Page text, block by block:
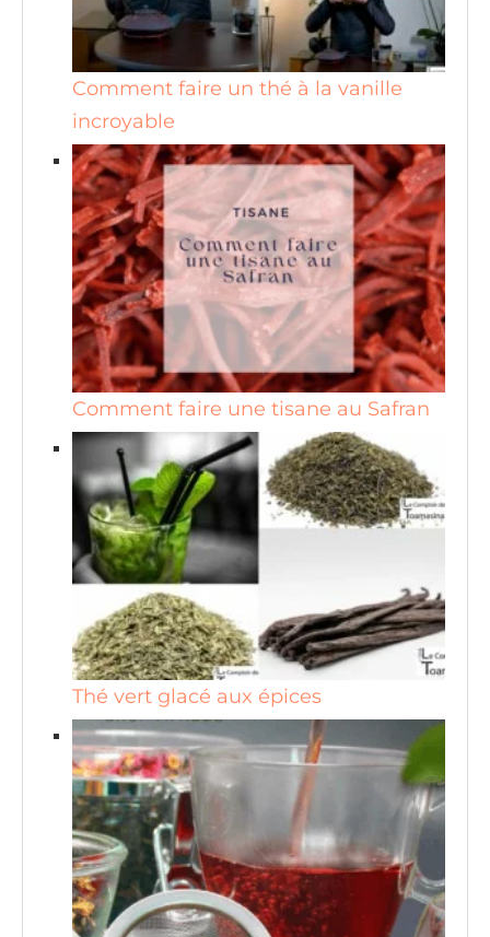
Comment faire un thé à la vanille
incroyable
Comment faire une tisane au Safran
Thé vert glacé aux épices